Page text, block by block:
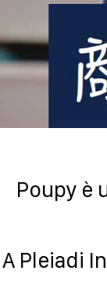
Poupy è
A Pleiadi